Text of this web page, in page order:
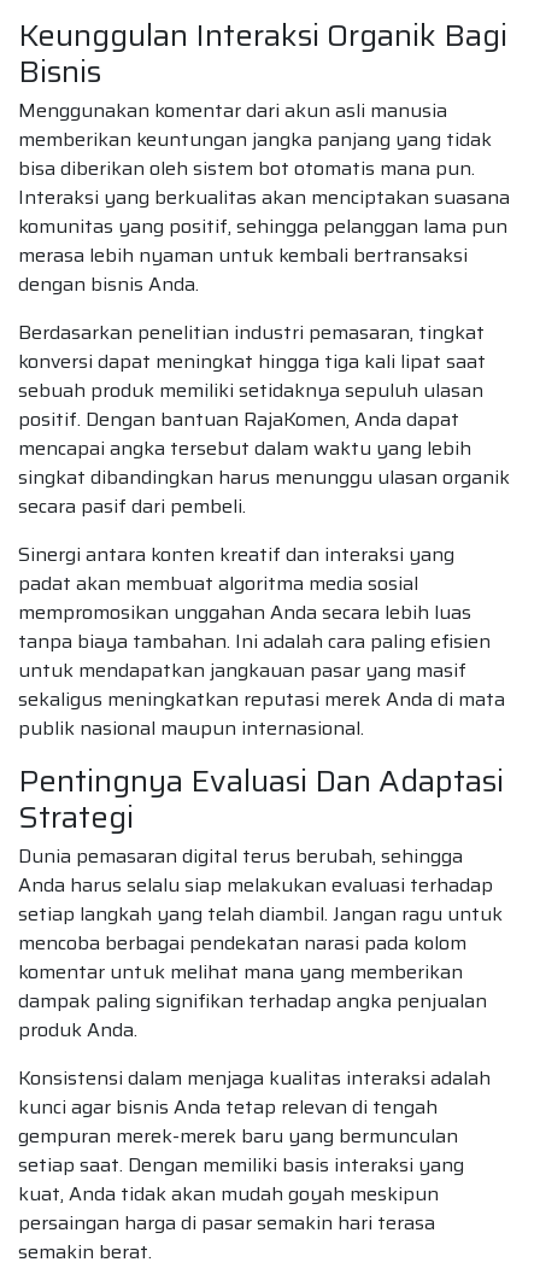
Keunggulan Interaksi Organik Bagi
Bisnis
Menggunakan komentar dari akun asli manusia
memberikan keuntungan jangka panjang yang tidak
bisa diberikan oleh sistem bot otomatis mana pun.
Interaksi yang berkualitas akan menciptakan suasana
komunitas yang positif, sehingga pelanggan lama pun
merasa lebih nyaman untuk kembali bertransaksi
dengan bisnis Anda.
Berdasarkan penelitian industri pemasaran, tingkat
konversi dapat meningkat hingga tiga kali lipat saat
sebuah produk memiliki setidaknya sepuluh ulasan
positif. Dengan bantuan RajaKomen, Anda dapat
mencapai angka tersebut dalam waktu yang lebih
singkat dibandingkan harus menunggu ulasan organik
secara pasif dari pembeli.
Sinergi antara konten kreatif dan interaksi yang
padat akan membuat algoritma media sosial
mempromosikan unggahan Anda secara lebih luas
tanpa biaya tambahan. Ini adalah cara paling efisien
untuk mendapatkan jangkauan pasar yang masif
sekaligus meningkatkan reputasi merek Anda di mata
publik nasional maupun internasional.
Pentingnya Evaluasi Dan Adaptasi
Strategi
Dunia pemasaran digital terus berubah, sehingga
Anda harus selalu siap melakukan evaluasi terhadap
setiap langkah yang telah diambil. Jangan ragu untuk
mencoba berbagai pendekatan narasi pada kolom
komentar untuk melihat mana yang memberikan
dampak paling signifikan terhadap angka penjualan
produk Anda.
Konsistensi dalam menjaga kualitas interaksi adalah
kunci agar bisnis Anda tetap relevan di tengah
gempuran merek-merek baru yang bermunculan
setiap saat. Dengan memiliki basis interaksi yang
kuat, Anda tidak akan mudah goyah meskipun
persaingan harga di pasar semakin hari terasa
semakin berat.